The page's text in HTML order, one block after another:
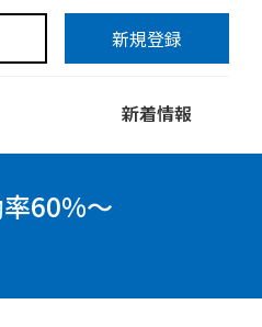
新着情報
新規登録
60%～